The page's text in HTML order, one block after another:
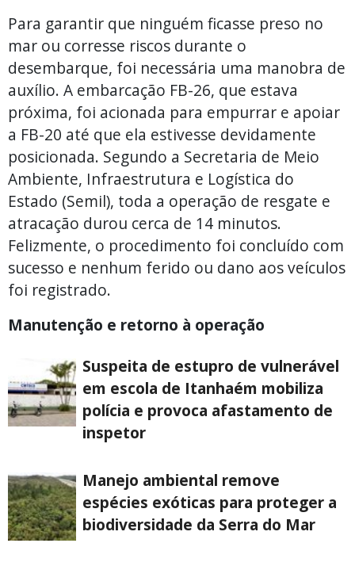
Para garantir que ninguém ficasse preso no
mar ou corresse riscos durante o
desembarque, foi necessária uma manobra de
auxílio. A embarcação FB-26, que estava
próxima, foi acionada para empurrar e apoiar
a FB-20 até que ela estivesse devidamente
posicionada. Segundo a Secretaria de Meio
Ambiente, Infraestrutura e Logística do
Estado (Semil), toda a operação de resgate e
atracação durou cerca de 14 minutos.
Felizmente, o procedimento foi concluído com
sucesso e nenhum ferido ou dano aos veículos
foi registrado.
Manutenção e retorno à operação
Suspeita de estupro de vulnerável
em escola de Itanhaém mobiliza
polícia e provoca afastamento de
inspetor
Manejo ambiental remove
espécies exóticas para proteger a
biodiversidade da Serra do Mar